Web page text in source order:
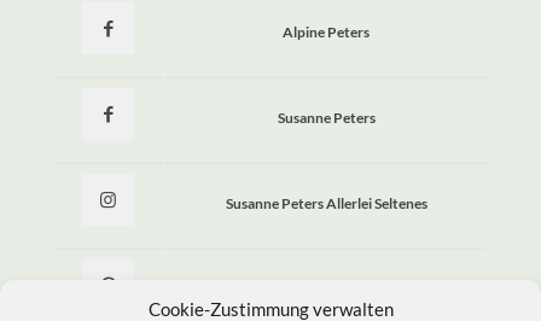
Cookie-Zustimmung verwalten
Alpine Peters
Susanne Peters
Susanne Peters Allerlei Seltenes